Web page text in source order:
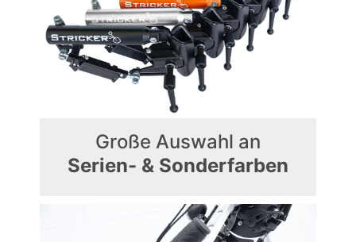
Große Auswahl an
Serien- & Sonderfarben